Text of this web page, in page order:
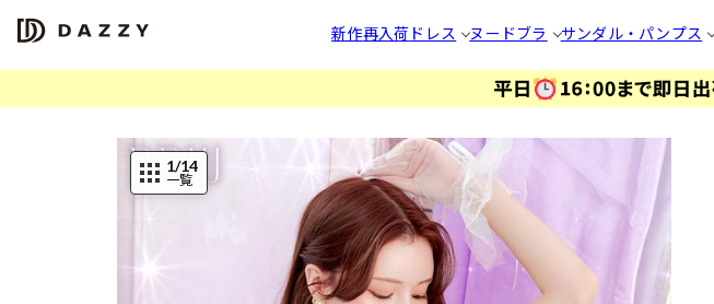
新作再入荷 ドレス ヌードブラ サンダル・パンプス
1/14
一覧